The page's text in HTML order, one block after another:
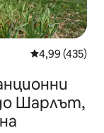
Средна
4,99 (435)
Шарлът,